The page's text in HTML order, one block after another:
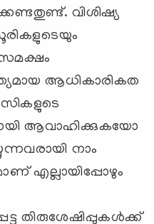
വിശിഷ്യ
ആധികാരികത
ആവാഹിക്കുകയോ
നാം
എല്ലായിപ്പോഴും
തിരുശേഷിപ്പുകള്ക്ക്